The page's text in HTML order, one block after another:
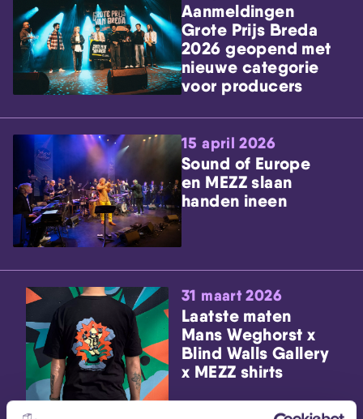
Aanmeldingen
Grote Prijs Breda
2026 geopend met
nieuwe categorie
voor producers
15 april 2026
Sound of Europe
en MEZZ slaan
handen ineen
31 maart 2026
Laatste maten
Mans Weghorst x
Blind Walls Gallery
x MEZZ shirts